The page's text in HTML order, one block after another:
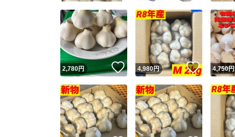
2,780円 いいね！
4,980円 いいね！
4,750円